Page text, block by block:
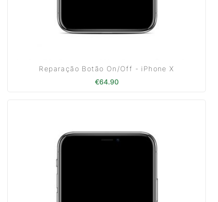
Reparação Botão On/Off - iPhone X
€64.90